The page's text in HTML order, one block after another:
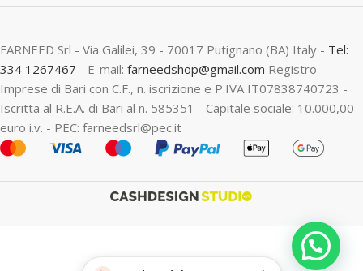
FARNEED Srl - Via Galilei, 39 - 70017 Putignano (BA) Italy - Tel:
334 1267467 - E-mail: farneedshop@gmail.com Registro
Imprese di Bari con C.F., n. iscrizione e P.IVA IT07838740723 -
Iscritta al R.E.A. di Bari al n. 585351 - Capitale sociale: 10.000,00
euro i.v. - PEC: farneedsrl@pec.it